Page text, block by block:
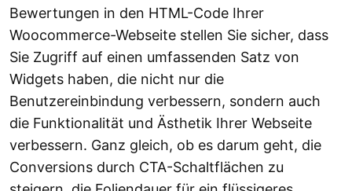
Bewertungen in den HTML-Code Ihrer
Woocommerce-Webseite stellen Sie sicher, dass
Sie Zugriff auf einen umfassenden Satz von
Widgets haben, die nicht nur die
Benutzereinbindung verbessern, sondern auch
die Funktionalität und Ästhetik Ihrer Webseite
verbessern. Ganz gleich, ob es darum geht, die
Conversions durch CTA-Schaltflächen zu